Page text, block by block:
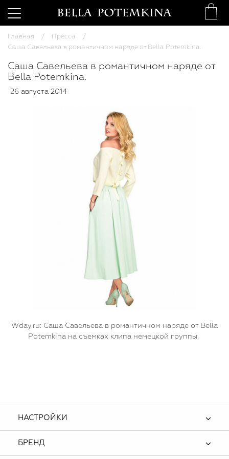
Главная
Пресса
Саша Савельева в романтичном наряде от Bella Potemkina.
Саша Савельева в романтичном наряде от
Bella Potemkina.
26 августа 2014
Wday.ru: Саша Савельева в романтичном наряде от Bella
Potemkina на съемках клипа немецкой группы.
НАСТРОЙКИ
БРЕНД